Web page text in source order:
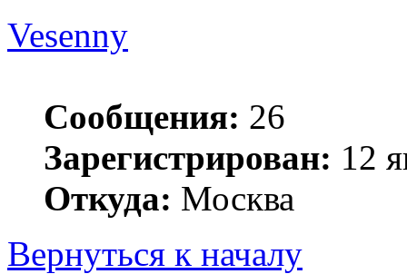
Vesenny
Сообщения: 26
Зарегистрирован: 12
Откуда: Москва
Вернуться к началу